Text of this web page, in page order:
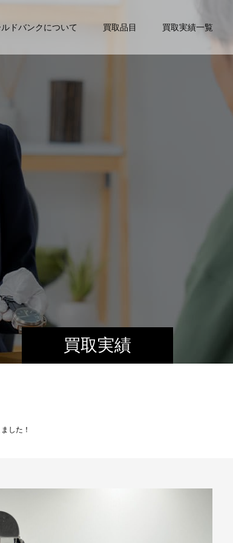
ルドバンクについて 買取品目 買取実績一覧
買取実績
した！